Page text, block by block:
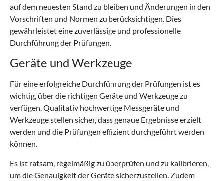
auf dem neuesten Stand zu bleiben und Änderungen in den
Vorschriften und Normen zu berücksichtigen. Dies
gewährleistet eine zuverlässige und professionelle
Durchführung der Prüfungen.
Geräte und Werkzeuge
Für eine erfolgreiche Durchführung der Prüfungen ist es
wichtig, über die richtigen Geräte und Werkzeuge zu
verfügen. Qualitativ hochwertige Messgeräte und
Werkzeuge stellen sicher, dass genaue Ergebnisse erzielt
werden und die Prüfungen effizient durchgeführt werden
können.
Es ist ratsam, regelmäßig zu überprüfen und zu kalibrieren,
um die Genauigkeit der Geräte sicherzustellen. Zudem